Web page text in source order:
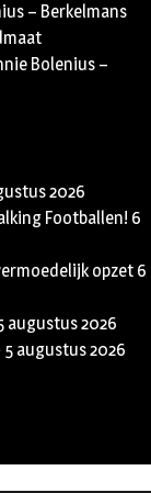
– Berkelmans
Bolenius –
2026
Footballen! 6
opzet 6
augustus 2026
5 augustus 2026